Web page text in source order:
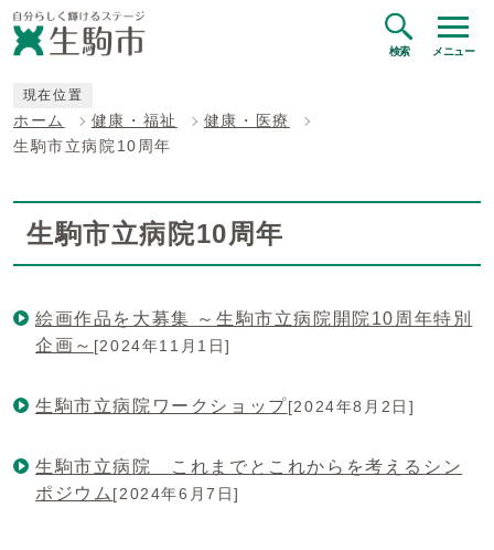
検索 メニュー
現在位置
ホーム 健康・福祉
健康・医療
生駒市立病院10周年
生駒市立病院10周年
絵画作品を大募集 ～生駒市立病院開院10周年特別
企画～ [2024年11月1日]
生駒市立病院ワークショップ[2024年8月2日]
生駒市立病院 これまでとこれからを考えるシン
ポジウム [2024年6月7日]